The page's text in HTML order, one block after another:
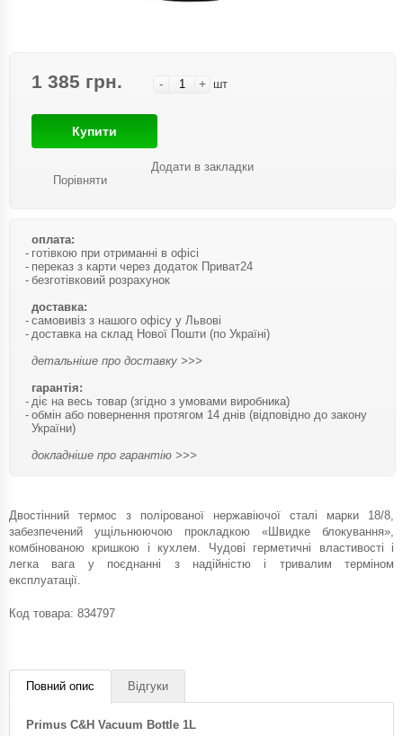
1 385 грн. - + шт
Купити
Порівняти
Додати в закладки
оплата:
готівкою при отриманні в офісі
переказ з карти через додаток Приват24
безготівковий розрахунок
доставка:
самовивіз з нашого офісу у Львові
доставка на склад Нової Пошти (по Україні)
детальніше про доставку >>>
гарантія:
діє на весь товар (згідно з умовами виробника)
обмін або повернення протягом 14 днів (відповідно до закону
України)
докладніше про гарантію >>>
Двостінний термос з полірованої нержавіючої сталі марки 18/8,
забезпечений ущільнюючою прокладкою «Швидке блокування»,
комбінованою кришкою і кухлем. Чудові герметичні властивості і
легка вага у поєднанні з надійністю і тривалим терміном
експлуатації.
Код товара: 834797
Повний опис Відгуки
Primus C&H Vacuum Bottle 1L